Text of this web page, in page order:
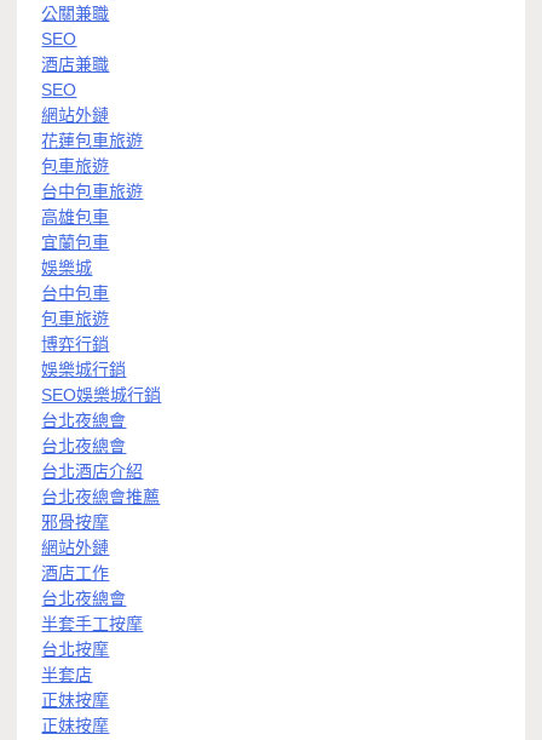
公關兼職
SEO
酒店兼職
SEO
網站外鏈
花蓮包車旅遊
包車旅遊
台中包車旅遊
高雄包車
宜蘭包車
娛樂城
台中包車
包車旅遊
博弈行銷
娛樂城行銷
SEO娛樂城行銷
台北夜總會
台北夜總會
台北酒店介紹
台北夜總會推薦
邪骨按摩
網站外鏈
酒店工作
台北夜總會
半套手工按摩
台北按摩
半套店
正妹按摩
正妹按摩